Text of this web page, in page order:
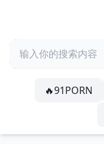
🔥91PORN